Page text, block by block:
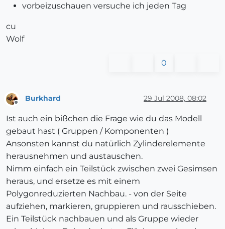
vorbeizuschauen versuche ich jeden Tag
cu
Wolf
0
Burkhard 29 Jul 2008, 08:02
Ist auch ein bißchen die Frage wie du das Modell
gebaut hast ( Gruppen / Komponenten )
Ansonsten kannst du natürlich Zylinderelemente
herausnehmen und austauschen.
Nimm einfach ein Teilstück zwischen zwei Gesimsen
heraus, und ersetze es mit einem
Polygonreduzierten Nachbau. - von der Seite
aufziehen, markieren, gruppieren und rausschieben.
Ein Teilstück nachbauen und als Gruppe wieder